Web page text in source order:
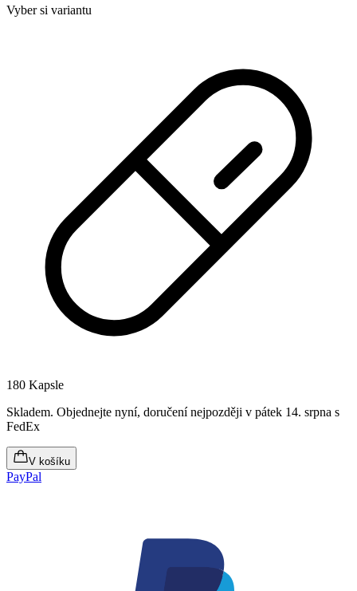
Vyber si variantu
180 Kapsle
Skladem. Objednejte nyní, doručení nejpozději v pátek 14. srpna s
FedEx
V košíku
PayPal